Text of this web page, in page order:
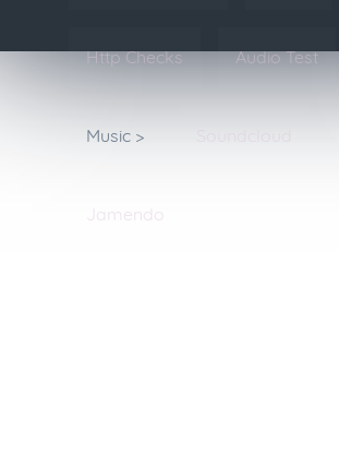
Http Checks Audio Test
Music >
Jamendo